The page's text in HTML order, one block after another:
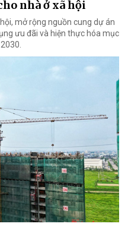
nhà ở xã hội
mở rộng nguồn cung dự án
ưu đãi và hiện thực hóa mục